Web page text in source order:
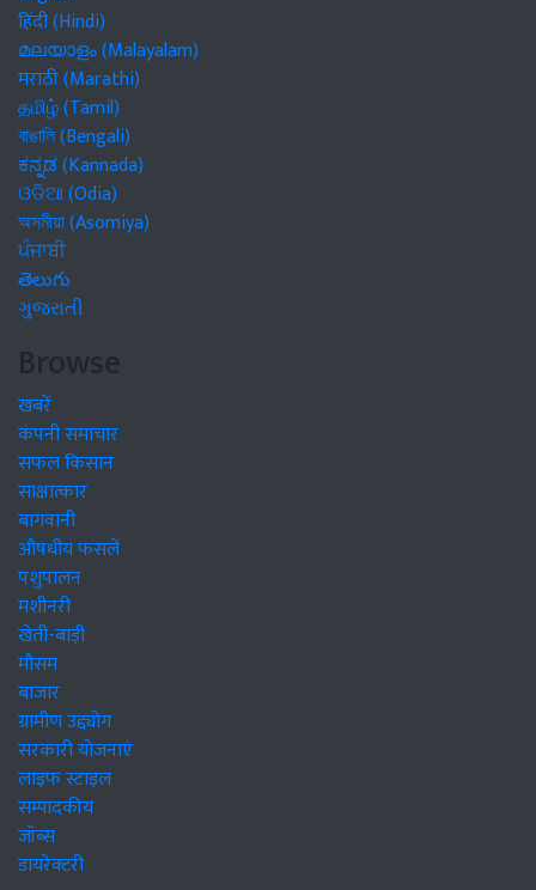
हिंदी (Hindi)
മലയാളം (Malayalam)
मराठी (Marathi)
தமிழ் (Tamil)
বাঙালি (Bengali)
ಕನ್ನಡ (Kannada)
ଓଡିଆ (Odia)
অসমীয়া (Asomiya)
ਪੰਜਾਬੀ
తెలుగు
ગુજરાતી
Browse
खबरें
कंपनी समाचार
सफल किसान
साक्षात्कार
बागवानी
औषधीय फसलें
पशुपालन
मशीनरी
खेती-बाड़ी
मौसम
बाजार
ग्रामीण उद्द्योग
सरकारी योजनाएं
लाइफ स्टाइल
सम्पादकीय
जॉब्स
डायरेक्टरी